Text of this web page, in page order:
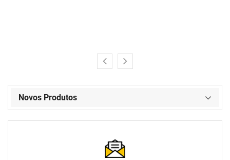
Novos Produtos